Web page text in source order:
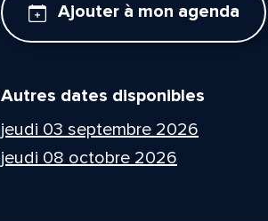
Ajouter à mon agenda
Autres dates disponibles
jeudi 03 septembre 2026
jeudi 08 octobre 2026